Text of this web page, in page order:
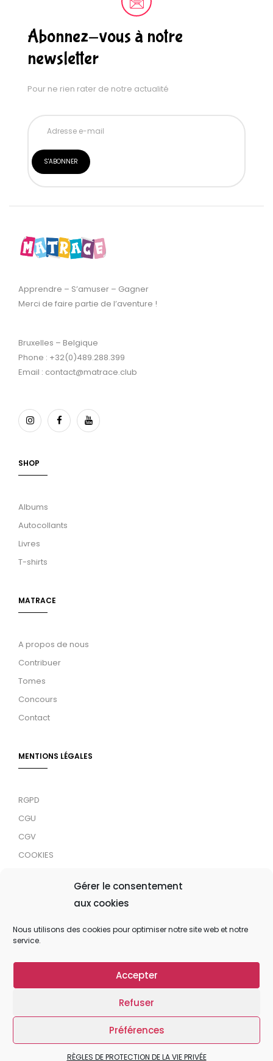
Gérer le consentement
aux cookies
Nous utilisons des cookies pour optimiser notre site web et notre
service.
Accepter
Refuser
Préférences
RÈGLES DE PROTECTION DE LA VIE PRIVÉE
Abonnez-vous à notre
newsletter
Pour ne rien rater de notre actualité
Apprendre – S’amuser – Gagner
Merci de faire partie de l’aventure !
Bruxelles – Belgique
Phone : +32(0)489.288.399
Email : contact@matrace.club
SHOP
Albums
Autocollants
Livres
T-shirts
MATRACE
A propos de nous
Contribuer
Tomes
Concours
Contact
MENTIONS LÉGALES
RGPD
CGU
CGV
COOKIES